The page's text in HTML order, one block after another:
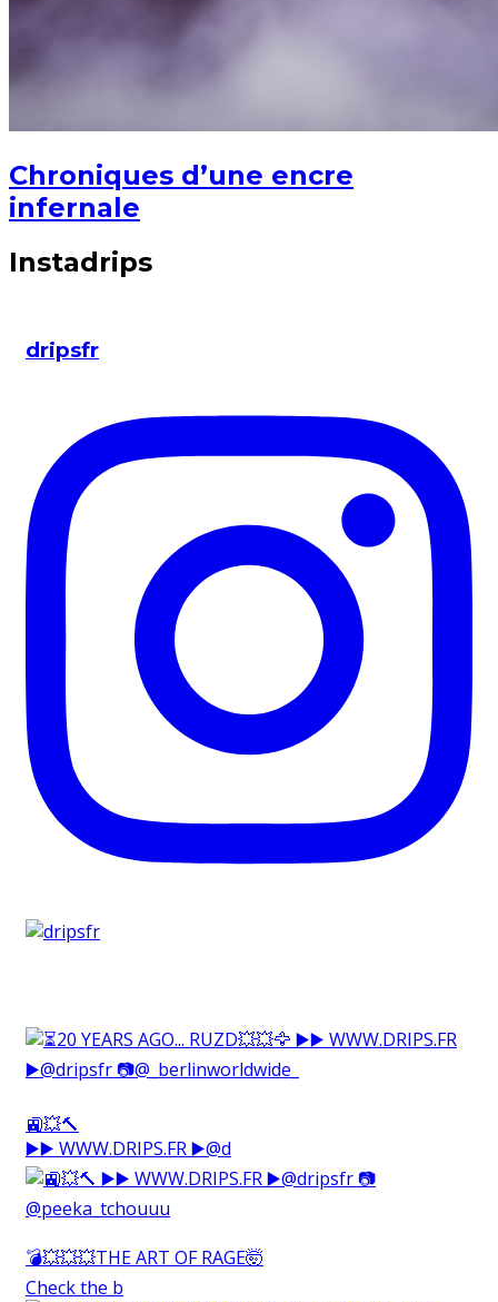
Chroniques d’une encre
infernale
Instadrips
dripsfr
🚉💥🔨⁠
▶️▶️ WWW.DRIPS.FR ▶️@d
💣💥💥💥THE ART OF RAGE🤯⁠
Check the b